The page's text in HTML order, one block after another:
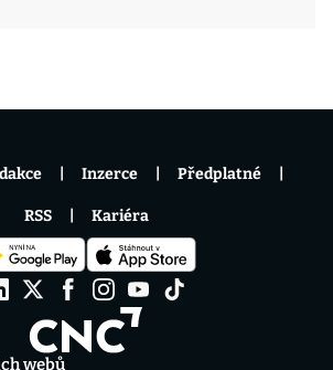
webů
Inzerce Předplatné
RSS Kariéra